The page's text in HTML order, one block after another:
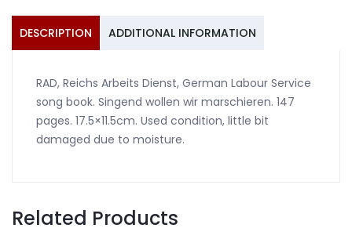
damaged
quantity
DESCRIPTION ADDITIONAL INFORMATION
RAD, Reichs Arbeits Dienst, German Labour Service
song book. Singend wollen wir marschieren. 147
pages. 17.5×11.5cm. Used condition, little bit
damaged due to moisture.
Related Products